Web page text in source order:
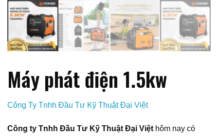
Máy phát điện 1.5kw
Công Ty Tnhh Đầu Tư Kỹ Thuật Đại Việt
Công ty Tnhh Đầu Tư Kỹ Thuật Đại Việt hôm nay có